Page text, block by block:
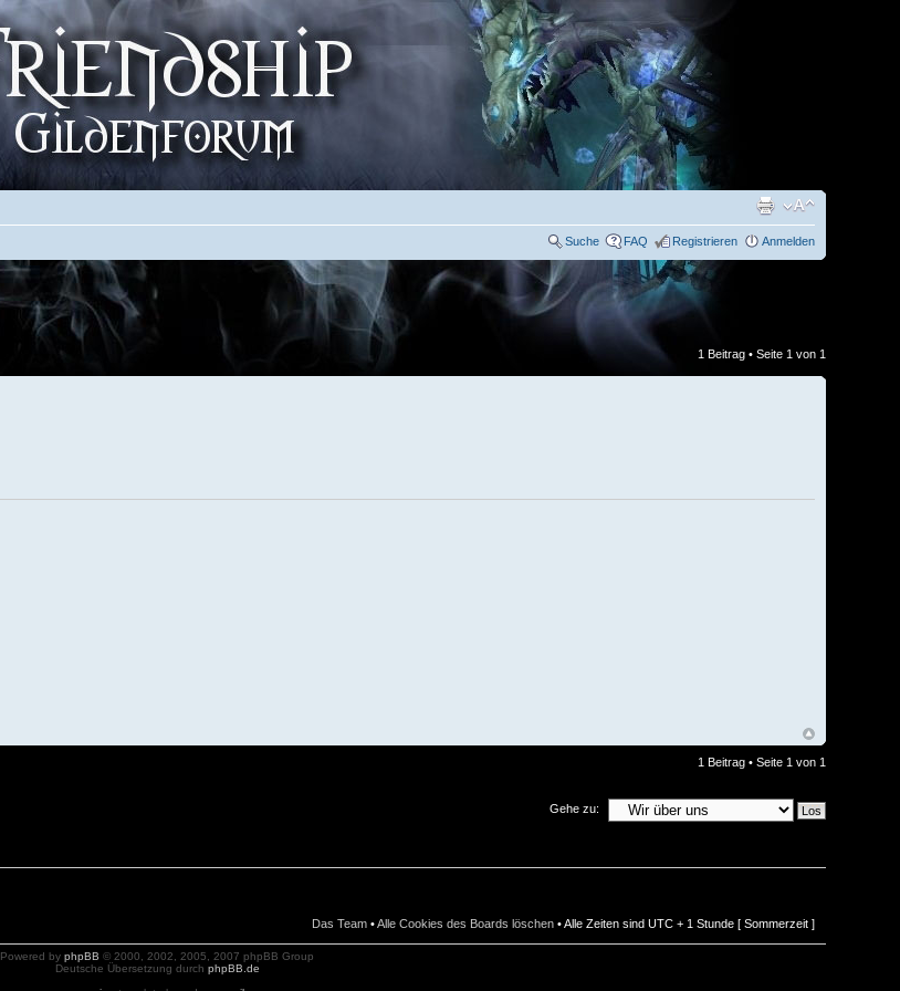
Suche FAQ Registrieren Anmelden
1 Beitrag • Seite 1 von 1
1 Beitrag • Seite 1 von 1
Gehe zu:
Das Team •Alle Cookies des Boards löschen • Alle Zeiten sind UTC + 1 Stunde [ Sommerzeit ]
Powered by phpBB © 2000, 2002, 2005, 2007 phpBB Group
Deutsche Übersetzung durch phpBB.de